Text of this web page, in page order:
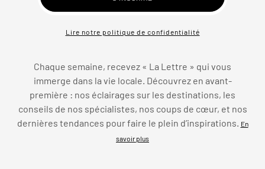
Lire notre politique de confidentialité
Chaque semaine, recevez « La Lettre » qui vous
immerge dans la vie locale. Découvrez en avant-
première : nos éclairages sur les destinations, les
conseils de nos spécialistes, nos coups de cœur, et nos
dernières tendances pour faire le plein d’inspirations.
En
savoir plus